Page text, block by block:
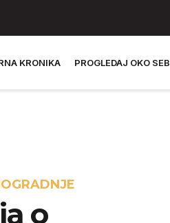
KRONIKA PROGLEDAJ OKO
o